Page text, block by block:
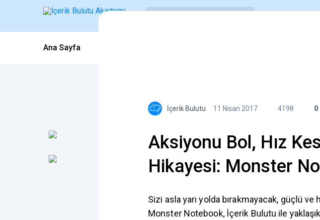
Ana Sayfa
İçerik Bulutu ,11 Nisan 2017 4198 0
Aksiyonu Bol, Hız
Hikayesi: Monster
Sizi asla yarı yolda bırakmayacak, güçlü ve
Monster Notebook, İçerik Bulutu ile